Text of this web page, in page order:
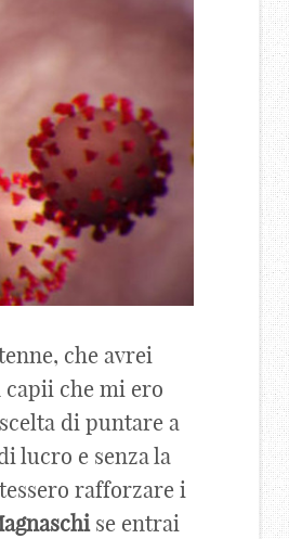
che avrei
capii che mi ero
di puntare a
lucro e senza la
rafforzare i
se entrai